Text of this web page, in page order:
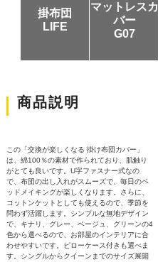
掛布団
LIFE
マットレスカ
バー
G07
商品説明
この「交換が楽しくなる 掛け布団カバー」
は、綿100％の素材で作られており、肌触り
がとても良いです。U字ファスナー式なの
で、布団の出し入れがスムーズで、毎日のベ
ッドメイキングが楽しくなります。さらに、
コットンケットとしても使えるので、季節を
問わず活躍します。シンプルな無地デザイン
で、キナリ、グレー、ベージュ、グリーンの4
色から選べるので、お部屋のインテリアに合
わせやすいです。ピローケース付きも選べま
す。シングルからクイーンまでのサイズ展開